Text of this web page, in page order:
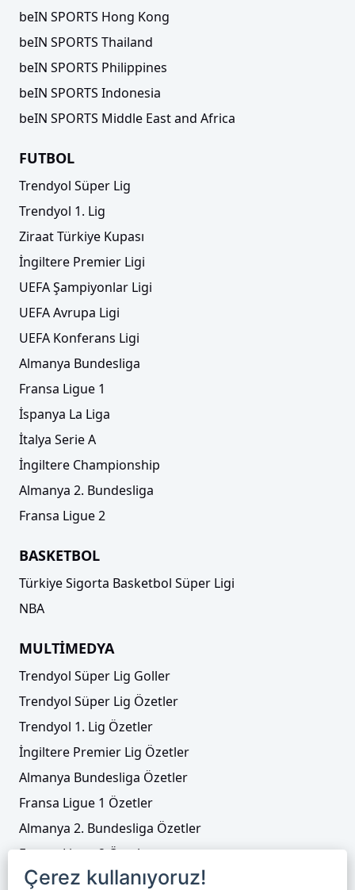
beIN SPORTS Hong Kong
beIN SPORTS Thailand
beIN SPORTS Philippines
beIN SPORTS Indonesia
beIN SPORTS Middle East and Africa
FUTBOL
Trendyol Süper Lig
Trendyol 1. Lig
Ziraat Türkiye Kupası
İngiltere Premier Ligi
UEFA Şampiyonlar Ligi
UEFA Avrupa Ligi
UEFA Konferans Ligi
Almanya Bundesliga
Fransa Ligue 1
İspanya La Liga
İtalya Serie A
İngiltere Championship
Almanya 2. Bundesliga
Fransa Ligue 2
BASKETBOL
Türkiye Sigorta Basketbol Süper Ligi
NBA
MULTİMEDYA
Trendyol Süper Lig Goller
Trendyol Süper Lig Özetler
Trendyol 1. Lig Özetler
İngiltere Premier Lig Özetler
Almanya Bundesliga Özetler
Fransa Ligue 1 Özetler
Almanya 2. Bundesliga Özetler
Fransa Ligue 2 Özetler
Tenis
Çerez kullanıyoruz!